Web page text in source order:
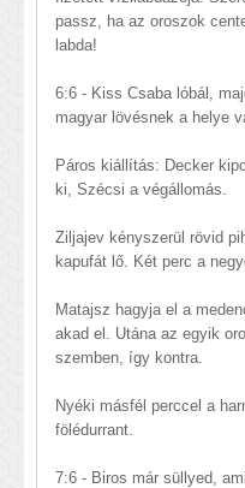
passz, ha az oroszok
labda!
6:6 - Kiss Csaba lóbál,
magyar lövésnek a helye
Páros kiállítás: Decker
ki, Szécsi a végállomás.
Ziljajev kényszerül rövid
kapufát lő. Két perc a
Matajsz hagyja el a
akad el. Utána az egyik
szemben, így kontra.
Nyéki másfél perccel a
fölédurrant.
7:6 - Biros már süllyed,